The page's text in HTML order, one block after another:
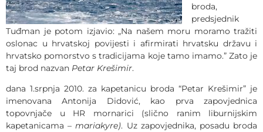
broda,
predsjednik
Tuđman je potom izjavio: „Na našem moru moramo tražiti
oslonac u hrvatskoj povijesti i afirmirati hrvatsku državu i
hrvatsko pomorstvo s tradicijama koje tamo imamo.” Zato je
taj brod nazvan Petar Krešimir.
dana 1.srpnja 2010. za kapetanicu broda “Petar Krešimir” je
imenovana Antonija Didović, kao prva zapovjednica
topovnjače u HR mornarici (slično ranim liburnijskim
kapetanicama –mariakyre). Uz zapovjednika, posadu broda